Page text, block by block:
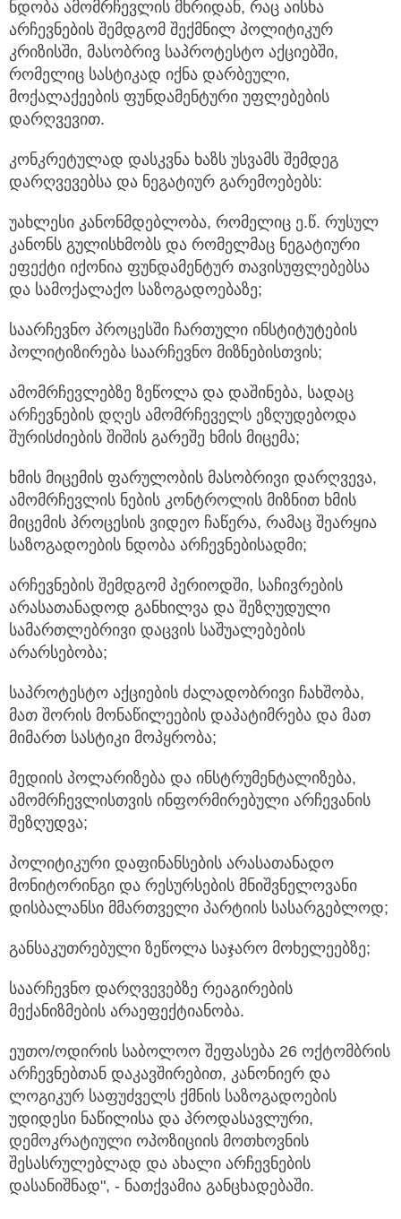
ნდობა ამომრჩევლის მხრიდან, რაც აისხა
არჩევნების შემდგომ შექმნილ პოლიტიკურ
კრიზისში, მასობრივ საპროტესტო აქციებში,
რომელიც სასტიკად იქნა დარბეული,
მოქალაქეების ფუნდამენტური უფლებების
დარღვევით.
კონკრეტულად დასკვნა ხაზს უსვამს შემდეგ
დარღვევებსა და ნეგატიურ გარემოებებს:
უახლესი კანონმდებლობა, რომელიც ე.წ. რუსულ
კანონს გულისხმობს და რომელმაც ნეგატიური
ეფექტი იქონია ფუნდამენტურ თავისუფლებებსა
და სამოქალაქო საზოგადოებაზე;
საარჩევნო პროცესში ჩართული ინსტიტუტების
პოლიტიზირება საარჩევნო მიზნებისთვის;
ამომრჩევლებზე ზეწოლა და დაშინება, სადაც
არჩევნების დღეს ამომრჩეველს ეზღუდებოდა
შურისძიების შიშის გარეშე ხმის მიცემა;
ხმის მიცემის ფარულობის მასობრივი დარღვევა,
ამომრჩევლის ნების კონტროლის მიზნით ხმის
მიცემის პროცესის ვიდეო ჩაწერა, რამაც შეარყია
საზოგადოების ნდობა არჩევნებისადმი;
არჩევნების შემდგომ პერიოდში, საჩივრების
არასათანადოდ განხილვა და შეზღუდული
სამართლებრივი დაცვის საშუალებების
არარსებობა;
საპროტესტო აქციების ძალადობრივი ჩახშობა,
მათ შორის მონაწილეების დაპატიმრება და მათ
მიმართ სასტიკი მოპყრობა;
მედიის პოლარიზება და ინსტრუმენტალიზება,
ამომრჩევლისთვის ინფორმირებული არჩევანის
შეზღუდვა;
პოლიტიკური დაფინანსების არასათანადო
მონიტორინგი და რესურსების მნიშვნელოვანი
დისბალანსი მმართველი პარტიის სასარგებლოდ;
განსაკუთრებული ზეწოლა საჯარო მოხელეებზე;
საარჩევნო დარღვევებზე რეაგირების
მექანიზმების არაეფექტიანობა.
ეუთო/ოდირის საბოლოო შეფასება 26 ოქტომბრის
არჩევნებთან დაკავშირებით, კანონიერ და
ლოგიკურ საფუძველს ქმნის საზოგადოების
უდიდესი ნაწილისა და პროდასავლური,
დემოკრატიული ოპოზიციის მოთხოვნის
შესასრულებლად და ახალი არჩევნების
დასანიშნად", - ნათქვამია განცხადებაში.